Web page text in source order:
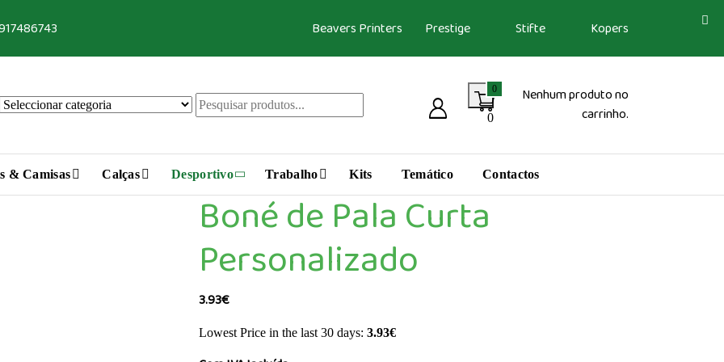
Beavers Printers Prestige Stifte Kopers
0
0
Nenhum produto no
carrinho.
& Camisas Calças Desportivo Trabalho Kits Temático Contactos
Boné de Pala Curta
Personalizado
3.93€
Lowest Price in the last 30 days:3.93€